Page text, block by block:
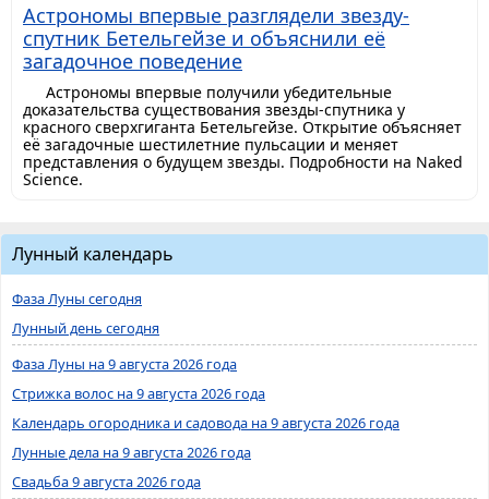
Астрономы впервые разглядели звезду-
спутник Бетельгейзе и объяснили её
загадочное поведение
Астрономы впервые получили убедительные
доказательства существования звезды-спутника у
красного сверхгиганта Бетельгейзе. Открытие объясняет
её загадочные шестилетние пульсации и меняет
представления о будущем звезды. Подробности на Naked
Science.
Лунный календарь
Фаза Луны сегодня
Лунный день сегодня
Фаза Луны на 9 августа 2026 года
Стрижка волос на 9 августа 2026 года
Календарь огородника и садовода на 9 августа 2026 года
Лунные дела на 9 августа 2026 года
Свадьба 9 августа 2026 года